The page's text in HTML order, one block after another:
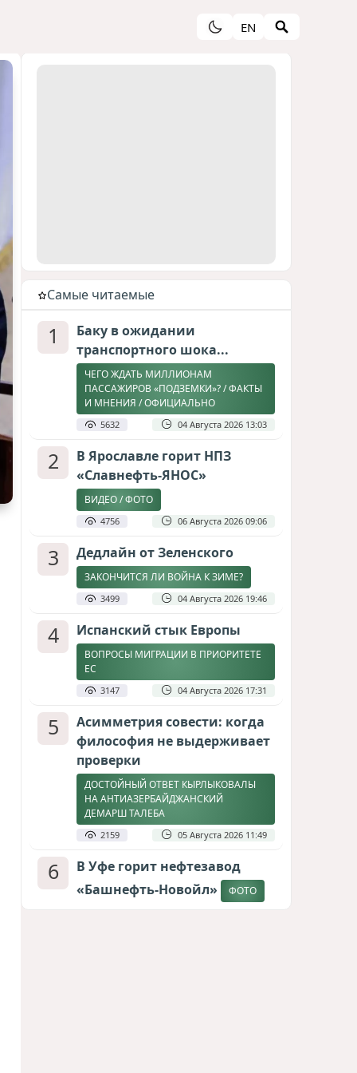
EN
Cамые читаемые
1
Баку в ожидании
транспортного шока...
ЧЕГО ЖДАТЬ МИЛЛИОНАМ
ПАССАЖИРОВ «ПОДЗЕМКИ»? / ФАКТЫ
И МНЕНИЯ / ОФИЦИАЛЬНО
5632 04 Августа 2026 13:03
2
В Ярославле горит НПЗ
«Славнефть-ЯНОС»
ВИДЕО / ФОТО
4756 06 Августа 2026 09:06
3 Дедлайн от Зеленского
ЗАКОНЧИТСЯ ЛИ ВОЙНА К ЗИМЕ?
3499 04 Августа 2026 19:46
4 Испанский стык Европы
ВОПРОСЫ МИГРАЦИИ В ПРИОРИТЕТЕ
ЕС
3147 04 Августа 2026 17:31
5
Асимметрия совести: когда
философия не выдерживает
проверки
ДОСТОЙНЫЙ ОТВЕТ КЫРЛЫКОВАЛЫ
НА АНТИАЗЕРБАЙДЖАНСКИЙ
ДЕМАРШ ТАЛЕБА
2159 05 Августа 2026 11:49
6
В Уфе горит нефтезавод
«Башнефть-Новойл»
ФОТО